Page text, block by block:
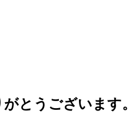
とうございます。